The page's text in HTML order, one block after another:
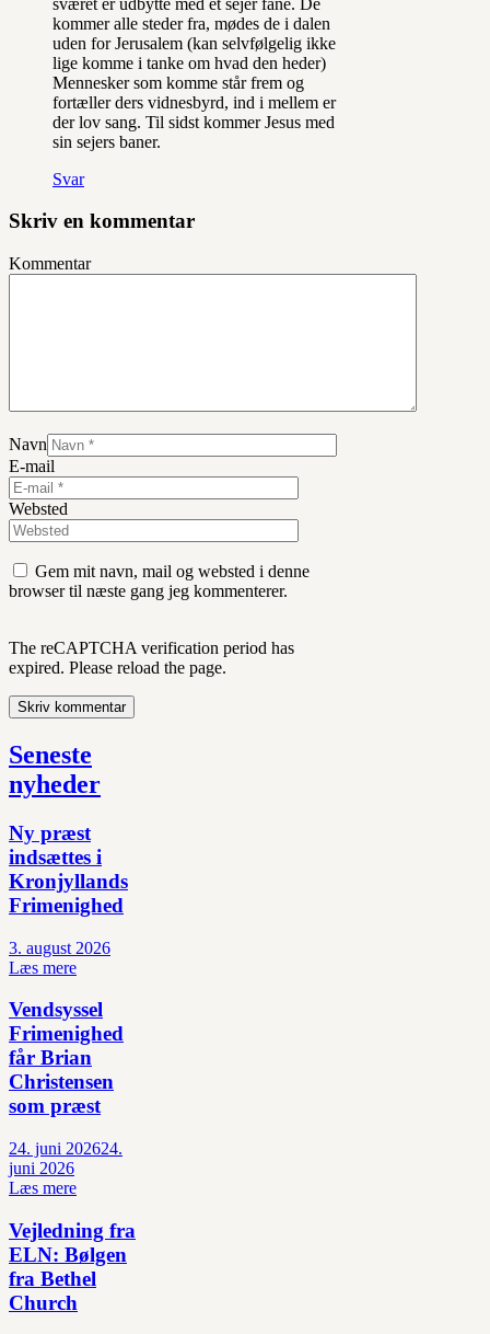
kommer alle steder fra, mødes de i dalen
uden for Jerusalem (kan selvfølgelig ikke
lige komme i tanke om hvad den heder)
Mennesker som komme står frem og
fortæller ders vidnesbyrd, ind i mellem er
der lov sang. Til sidst kommer Jesus med
sin sejers baner.
Svar
Skriv en kommentar
Kommentar
Navn
E-mail
Websted
Gem mit navn, mail og websted i denne
browser til næste gang jeg kommenterer.
The reCAPTCHA verification period has
expired. Please reload the page.
Seneste
nyheder
Ny præst
indsættes i
Kronjyllands
Frimenighed
3. august 2026
Læs mere
Vendsyssel
Frimenighed
får Brian
Christensen
som præst
24. juni 202624.
juni 2026
Læs mere
Vejledning fra
ELN: Bølgen
fra Bethel
Church